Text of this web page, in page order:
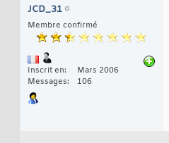
JCD_31
Membre confirmé
Inscrit en
Mars 2006
Messages
106